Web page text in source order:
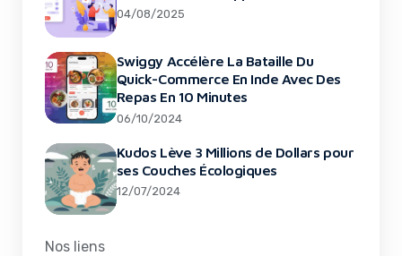
04/08/2025
Swiggy Accélère La Bataille Du
Quick-Commerce En Inde Avec Des
Repas En 10 Minutes
06/10/2024
Kudos Lève 3 Millions de Dollars pour
ses Couches Écologiques
12/07/2024
Nos liens